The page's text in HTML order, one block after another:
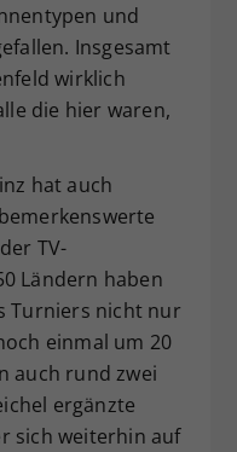
und
Insgesamt
wirklich
die hier waren,
hat auch
TV-
Ländern haben
Turniers nicht nur
einmal um 20
auch rund zwei
ergänzte
sich weiterhin auf